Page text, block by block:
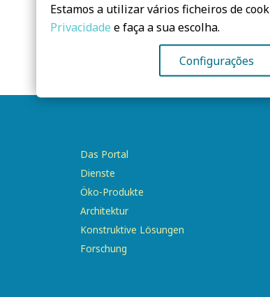
Das Portal
Dienste
Öko-Produkte
Architektur
Konstruktive Lösungen
Forschung
Estamos a utilizar vários ficheiros de
Privacidade e faça a sua escolha.
Configurações